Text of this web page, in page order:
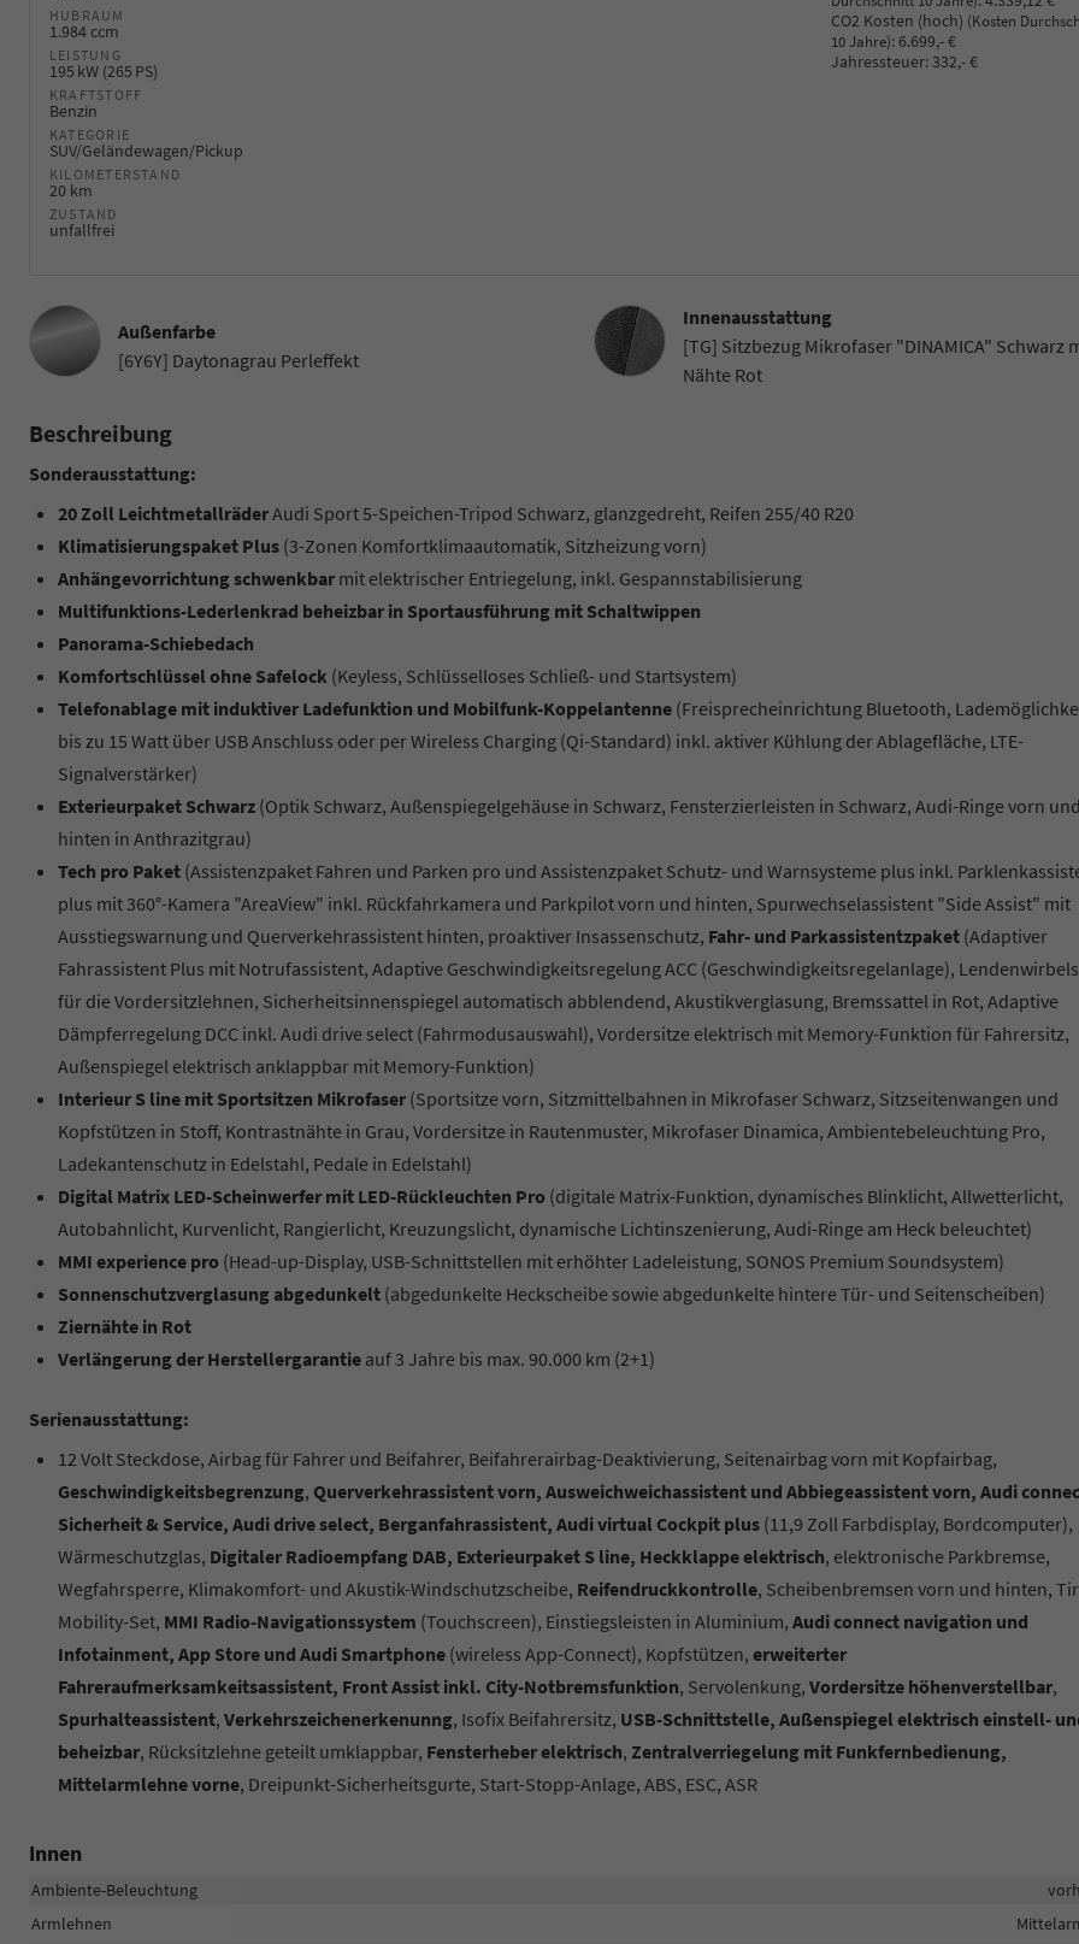
HUBRAUM
1.984 ccm
LEISTUNG
195 kW (265 PS)
KRAFTSTOFF
Benzin
KATEGORIE
SUV/Geländewagen/Pickup
KILOMETERSTAND
20 km
ZUSTAND
unfallfrei
CO2 Kosten (hoch) (Kosten
10 Jahre):6.699,- €
Jahressteuer:332,- €
Außenfarbe
[6Y6Y] Daytonagrau Perleffekt
InnenausstattungInnenausstattung
[TG] Sitzbezug Mikrofaser "DINAMICA" Schwarz
Nähte Rot
Beschreibung
Sonderausstattung:
20 Zoll LeichtmetallräderAudi Sport 5-Speichen-Tripod Schwarz, glanzgedreht, Reifen 255/40 R20
Klimatisierungspaket Plus (3-Zonen Komfortklimaautomatik, Sitzheizung vorn)
Anhängevorrichtung schwenkbar mit elektrischer Entriegelung, inkl. Gespannstabilisierung
Multifunktions-Lederlenkrad beheizbar in Sportausführung mit Schaltwippen
Panorama-Schiebedach
Komfortschlüssel ohne Safelock (Keyless, Schlüsselloses Schließ- und Startsystem)
Telefonablage mit induktiver Ladefunktion und Mobilfunk-Koppelantenne (Freisprecheinrichtung Bluetooth,
bis zu 15 Watt über USB Anschluss oder per Wireless Charging (Qi-Standard) inkl. aktiver Kühlung der Ablagefläche, LTE-
Signalverstärker)
Exterieurpaket Schwarz (Optik Schwarz, Außenspiegelgehäuse in Schwarz, Fensterzierleisten in Schwarz, Audi-Ringe vorn
hinten in Anthrazitgrau)
Tech pro Paket (Assistenzpaket Fahren und Parken pro und Assistenzpaket Schutz- und Warnsysteme plus inkl.
plus mit 360°-Kamera "AreaView" inkl. Rückfahrkamera und Parkpilot vorn und hinten, Spurwechselassistent "Side Assist" mit
Ausstiegswarnung und Querverkehrassistent hinten, proaktiver Insassenschutz, Fahr- und Parkassistentzpaket (Adaptiver
Fahrassistent Plus mit Notrufassistent, Adaptive Geschwindigkeitsregelung ACC (Geschwindigkeitsregelanlage),
für die Vordersitzlehnen, Sicherheitsinnenspiegel automatisch abblendend, Akustikverglasung, Bremssattel in Rot, Adaptive
Dämpferregelung DCC inkl. Audi drive select (Fahrmodusauswahl), Vordersitze elektrisch mit Memory-Funktion für Fahrersitz,
Außenspiegel elektrisch anklappbar mit Memory-Funktion)
Interieur S line mit Sportsitzen Mikrofaser (Sportsitze vorn, Sitzmittelbahnen in Mikrofaser Schwarz, Sitzseitenwangen und
Kopfstützen in Stoff, Kontrastnähte in Grau, Vordersitze in Rautenmuster, Mikrofaser Dinamica, Ambientebeleuchtung Pro,
Ladekantenschutz in Edelstahl, Pedale in Edelstahl)
Digital Matrix LED-Scheinwerfer mit LED-Rückleuchten Pro (digitale Matrix-Funktion, dynamisches Blinklicht, Allwetterlicht,
Autobahnlicht, Kurvenlicht, Rangierlicht, Kreuzungslicht, dynamische Lichtinszenierung, Audi-Ringe am Heck beleuchtet)
MMI experience pro (Head-up-Display, USB-Schnittstellen mit erhöhter Ladeleistung, SONOS Premium Soundsystem)
Sonnenschutzverglasung abgedunkelt (abgedunkelte Heckscheibe sowie abgedunkelte hintere Tür- und Seitenscheiben)
Ziernähte in Rot
Verlängerung der Herstellergarantie auf 3 Jahre bis max. 90.000 km (2+1)
Serienausstattung:
12 Volt Steckdose, Airbag für Fahrer und Beifahrer, Beifahrerairbag-Deaktivierung, Seitenairbag vorn mit Kopfairbag,
Geschwindigkeitsbegrenzung, Querverkehrassistent vorn, Ausweichweichassistent und Abbiegeassistent vorn, Audi
Sicherheit & Service, Audi drive select, Berganfahrassistent, Audi virtual Cockpit plus (11,9 Zoll Farbdisplay, Bordcomputer),
Wärmeschutzglas, Digitaler Radioempfang DAB, Exterieurpaket S line, Heckklappe elektrisch, elektronische Parkbremse,
Wegfahrsperre, Klimakomfort- und Akustik-Windschutzscheibe, Reifendruckkontrolle, Scheibenbremsen vorn und hinten,
Mobility-Set, MMI Radio-Navigationssystem (Touchscreen), Einstiegsleisten in Aluminium, Audi connect navigation und
Infotainment, App Store und Audi Smartphone (wireless App-Connect), Kopfstützen, erweiterter
Fahreraufmerksamkeitsassistent, Front Assist inkl. City-Notbremsfunktion, Servolenkung, Vordersitze höhenverstellbar,
Spurhalteassistent, Verkehrszeichenerkenunng, Isofix Beifahrersitz, USB-Schnittstelle, Außenspiegel elektrisch einstell-
beheizbar, Rücksitzlehne geteilt umklappbar, Fensterheber elektrisch, Zentralverriegelung mit Funkfernbedienung,
Mittelarmlehne vorne, Dreipunkt-Sicherheitsgurte, Start-Stopp-Anlage, ABS, ESC, ASR
Innen
Ambiente-Beleuchtung
Armlehnen